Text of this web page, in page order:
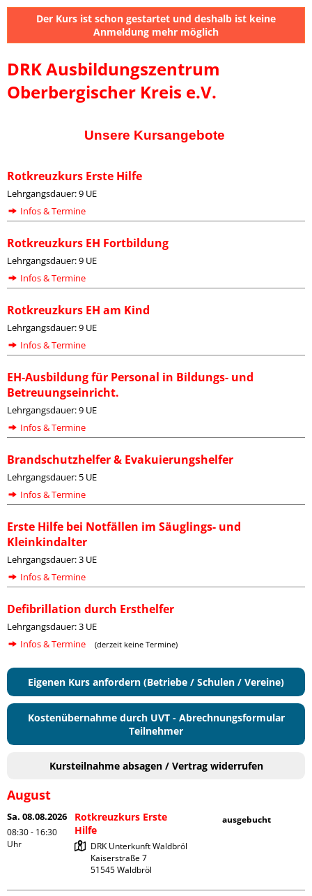
Der Kurs ist schon gestartet und deshalb ist keine
Anmeldung mehr möglich
DRK Ausbildungszentrum
Oberbergischer Kreis e.V.
Unsere Kursangebote
Rotkreuzkurs Erste Hilfe
Lehrgangsdauer: 9 UE
Infos & Termine
Rotkreuzkurs EH Fortbildung
Lehrgangsdauer: 9 UE
Infos & Termine
Rotkreuzkurs EH am Kind
Lehrgangsdauer: 9 UE
Infos & Termine
EH-Ausbildung für Personal in Bildungs- und
Betreuungseinricht.
Lehrgangsdauer: 9 UE
Infos & Termine
Brandschutzhelfer & Evakuierungshelfer
Lehrgangsdauer: 5 UE
Infos & Termine
Erste Hilfe bei Notfällen im Säuglings- und
Kleinkindalter
Lehrgangsdauer: 3 UE
Infos & Termine
Defibrillation durch Ersthelfer
Lehrgangsdauer: 3 UE
Infos & Termine
(derzeit keine Termine)
Eigenen Kurs anfordern (Betriebe / Schulen / Vereine)
Kostenübernahme durch UVT - Abrechnungsformular
Teilnehmer
Kursteilnahme absagen / Vertrag widerrufen
August
Sa. 08.08.2026
08:30 - 16:30
Uhr
Rotkreuzkurs Erste
Hilfe
DRK Unterkunft Waldbröl
Kaiserstraße 7
ausgebucht